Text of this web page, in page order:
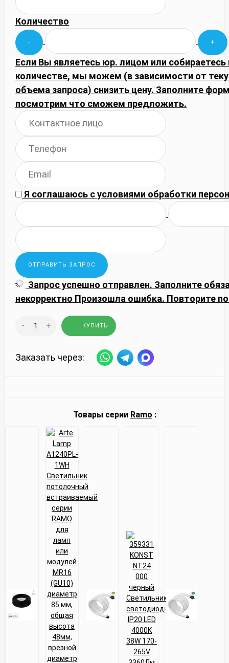
Количество
Если Вы являетесь юр. лицом или
количестве, мы можем (в зависимости от
объема запроса) снизить цену. Заполните
посмотрим что сможем предложить.
Я соглашаюсь сусловиями обработки
Запрос успешно отправлен. Заполните
некорректно Произошла ошибка. Повторите
- + КУПИТЬ
Заказать через:
Товары серии Ramo :